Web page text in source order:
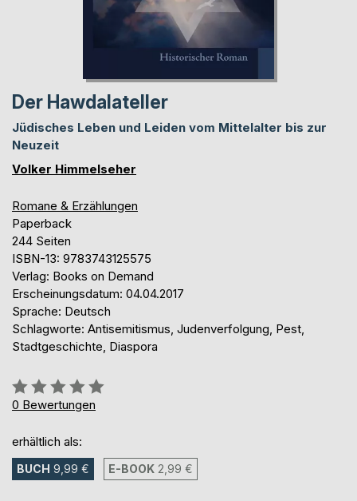
Der Hawdalateller
Jüdisches Leben und Leiden vom Mittelalter bis zur
Neuzeit
Volker Himmelseher
Romane & Erzählungen
Paperback
244 Seiten
ISBN-13: 9783743125575
Verlag: Books on Demand
Erscheinungsdatum: 04.04.2017
Sprache: Deutsch
Schlagworte: Antisemitismus, Judenverfolgung, Pest,
Stadtgeschichte, Diaspora
Bewertung::
0%
0 Bewertungen
erhältlich als:
BUCH 9,99 € E-BOOK 2,99 €